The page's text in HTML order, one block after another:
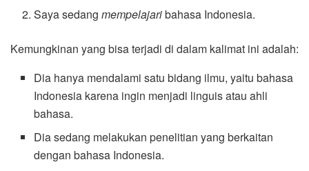
Saya sedangmempelajaribahasa Indonesia.
Kemungkinan yang bisa terjadi di dalam kalimat ini adalah:
Dia hanya mendalami satu bidang ilmu, yaitu bahasa
Indonesia karena ingin menjadi linguis atau ahli
bahasa.
Dia sedang melakukan penelitian yang berkaitan
dengan bahasa Indonesia.